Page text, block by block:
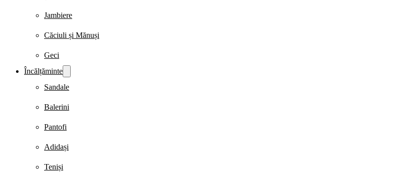
Jambiere
Căciuli și Mănuși
Geci
Încălțăminte
Sandale
Balerini
Pantofi
Adidași
Teniși